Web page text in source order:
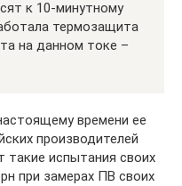
к 10-минутному
термозащита
на данном токе –
времени ее
производителей
испытания своих
при замерах ПВ своих